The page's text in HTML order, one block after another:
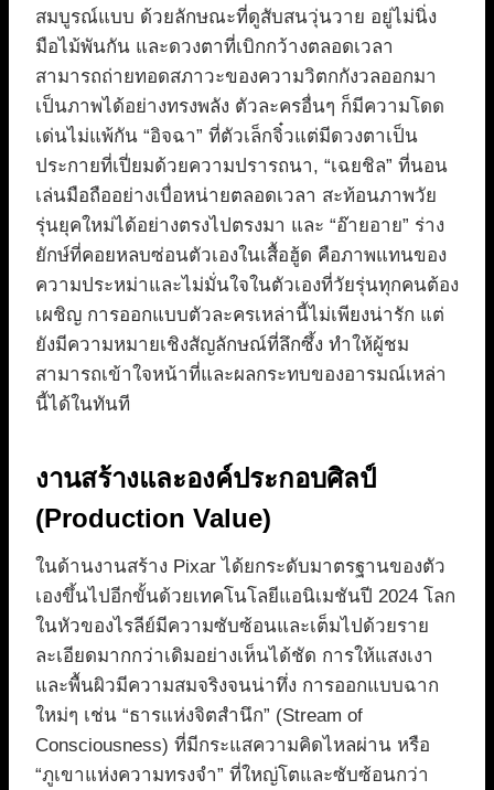
สมบูรณ์แบบ ด้วยลักษณะที่ดูสับสนวุ่นวาย อยู่ไม่นิ่ง
มือไม้พันกัน และดวงตาที่เบิกกว้างตลอดเวลา
สามารถถ่ายทอดสภาวะของความวิตกกังวลออกมา
เป็นภาพได้อย่างทรงพลัง ตัวละครอื่นๆ ก็มีความโดด
เด่นไม่แพ้กัน “อิจฉา” ที่ตัวเล็กจิ๋วแต่มีดวงตาเป็น
ประกายที่เปี่ยมด้วยความปรารถนา, “เฉยชิล” ที่นอน
เล่นมือถืออย่างเบื่อหน่ายตลอดเวลา สะท้อนภาพวัย
รุ่นยุคใหม่ได้อย่างตรงไปตรงมา และ “อ๊ายอาย” ร่าง
ยักษ์ที่คอยหลบซ่อนตัวเองในเสื้อฮู้ด คือภาพแทนของ
ความประหม่าและไม่มั่นใจในตัวเองที่วัยรุ่นทุกคนต้อง
เผชิญ การออกแบบตัวละครเหล่านี้ไม่เพียงน่ารัก แต่
ยังมีความหมายเชิงสัญลักษณ์ที่ลึกซึ้ง ทำให้ผู้ชม
สามารถเข้าใจหน้าที่และผลกระทบของอารมณ์เหล่า
นี้ได้ในทันที
งานสร้างและองค์ประกอบศิลป์
(Production Value)
ในด้านงานสร้าง Pixar ได้ยกระดับมาตรฐานของตัว
เองขึ้นไปอีกขั้นด้วยเทคโนโลยีแอนิเมชันปี 2024 โลก
ในหัวของไรลีย์มีความซับซ้อนและเต็มไปด้วยราย
ละเอียดมากกว่าเดิมอย่างเห็นได้ชัด การให้แสงเงา
และพื้นผิวมีความสมจริงจนน่าทึ่ง การออกแบบฉาก
ใหม่ๆ เช่น “ธารแห่งจิตสำนึก” (Stream of
Consciousness) ที่มีกระแสความคิดไหลผ่าน หรือ
“ภูเขาแห่งความทรงจำ” ที่ใหญ่โตและซับซ้อนกว่า